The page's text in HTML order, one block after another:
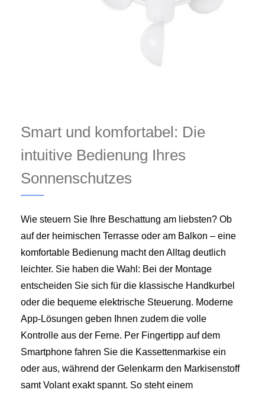
Smart und komfortabel: Die
intuitive Bedienung Ihres
Sonnenschutzes
Wie steuern Sie Ihre Beschattung am liebsten? Ob
auf der heimischen Terrasse oder am Balkon – eine
komfortable Bedienung macht den Alltag deutlich
leichter. Sie haben die Wahl: Bei der Montage
entscheiden Sie sich für die klassische Handkurbel
oder die bequeme elektrische Steuerung. Moderne
App-Lösungen geben Ihnen zudem die volle
Kontrolle aus der Ferne. Per Fingertipp auf dem
Smartphone fahren Sie die Kassettenmarkise ein
oder aus, während der Gelenkarm den Markisenstoff
samt Volant exakt spannt. So steht einem